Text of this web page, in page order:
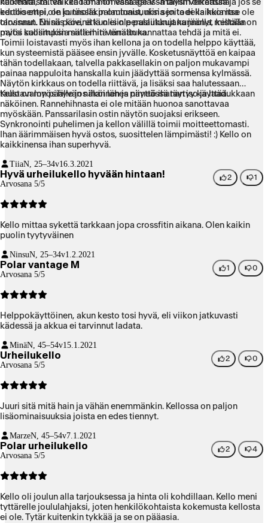
huomata, miten kello on monessa asiassa täysin oikeassa ja jos se
kertoo ettei ole kunnolla palautunut, niin sen todella huomaa
olossaan. Niinä päivinä kun ei ole palautunut kunnolla, kellolla on
myös suosituksia siitä mitä tänään kannattaa tehdä ja mitä ei.
kaikenlaista. Vaikka tämä on Vantage V -malliin verrattuna
edullisempi, on jo tässäkin ominaisuuksia joita ei kaikkia itse ole
tarvinnut. En siis koe, että olisin perusliikkujana jäänyt mistään
paitsi kalliimpiin malleihin verrattuna.
Toimii loistavasti myös ihan kellona ja on todella helppo käyttää,
kun systeemistä pääsee ensin jyvälle. Kosketusnäyttöä en kaipaa
tähän todellakaan, talvella pakkasellakin on paljon mukavampi
painaa nappuloita hanskalla kuin jäädyttää sormensa kylmässä.
Näytön kirkkaus on todella riittävä, ja lisäksi saa halutessaan
taustavalon päälle jos ihan lähes pimeässä täytyy käyttää.
Kello on myös hyvän näköinen ja näyttö ihanan iso ja laadukkaan
näköinen. Rannehihnasta ei ole mitään huonoa sanottavaa
myöskään. Panssarilasin ostin näytön suojaksi erikseen.
Synkronointi puhelimen ja kellon välillä toimii moitteettomasti.
Ihan äärimmäisen hyvä ostos, suosittelen lämpimästi! :) Kello on
kaikkinensa ihan superhyvä.
TiiaN, 25–34v16.3.2021
Hyvä urheilukello hyvään hintaan!
Arvosana 5/5
2 1
Kello mittaa sykettä tarkkaan jopa crossfitin aikana. Olen kaikin
puolin tyytyväinen
NinsuN, 25–34v1.2.2021
Polar vantage M
Arvosana 5/5
1 0
Helppokäyttöinen, akun kesto tosi hyvä, eli viikon jatkuvasti
kädessä ja akkua ei tarvinnut ladata.
MinäN, 45–54v15.1.2021
Urheilukello
Arvosana 5/5
2 0
Juuri sitä mitä hain ja vähän enemmänkin. Kellossa on paljon
lisäominaisuuksia joista en edes tiennyt.
MarzeN, 45–54v7.1.2021
Polar urheilukello
Arvosana 5/5
2 4
Kello oli joulun alla tarjouksessa ja hinta oli kohdillaan. Kello meni
tyttärelle joululahjaksi, joten henkilökohtaista kokemusta kellosta
ei ole. Tytär kuitenkin tykkää ja se on pääasia.